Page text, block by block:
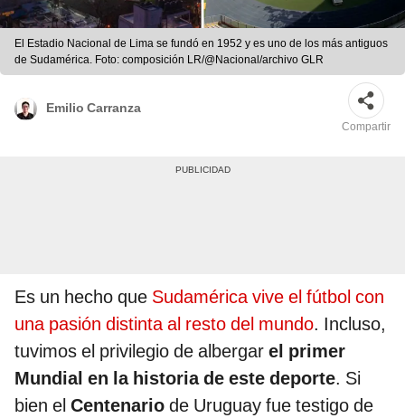
El Estadio Nacional de Lima se fundó en 1952 y es uno de los más antiguos
de Sudamérica. Foto: composición LR/@Nacional/archivo GLR
Emilio Carranza
Compartir
Es un hecho que Sudamérica vive el fútbol con
una pasión distinta al resto del mundo. Incluso,
tuvimos el privilegio de albergar el primer
Mundial en la historia de este deporte. Si
bien el Centenario de Uruguay fue testigo de